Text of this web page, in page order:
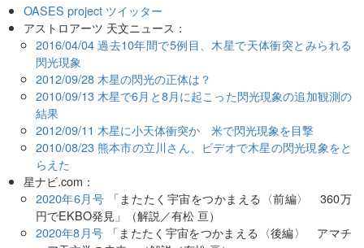
OASES project ツイッター
アストロアーツ 天文ニュース：
2016/04/04 過去10年間で5例目、木星で天体衝突とみられる
閃光現象
2012/09/28 木星の閃光の正体は？
2010/09/13 木星で6月と8月に起こった閃光現象の追加観測の
結果
2012/09/11 木星に小天体衝突か 米で閃光現象を目撃
2010/08/23 熊本市の立川さん、ビデオで木星の閃光現象をと
らえた
星ナビ.com：
2020年6月号 「またたく宇宙をつかまえる〈前編〉 360万
円でEKBO発見」（解説／有松 亘）
2020年8月号 「またたく宇宙をつかまえる〈後編〉 アマチ